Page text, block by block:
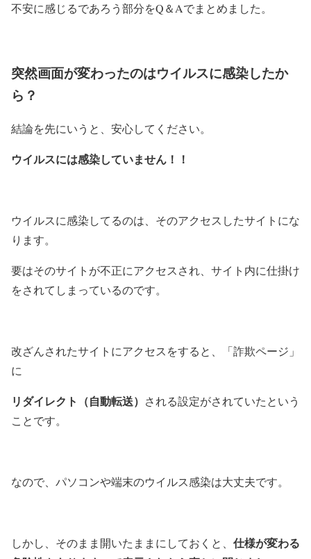
不安に感じるであろう部分をQ＆Aでまとめました。
突然画面が変わったのはウイルスに感染したか
ら？
結論を先にいうと、安心してください。
ウイルスには感染していません！！
ウイルスに感染してるのは、そのアクセスしたサイトにな
ります。
要はそのサイトが不正にアクセスされ、サイト内に仕掛け
をされてしまっているのです。
改ざんされたサイトにアクセスをすると、「詐欺ページ」
に
リダイレクト（自動転送） される設定がされていたという
ことです。
なので、パソコンや端末のウイルス感染は大丈夫です。
しかし、そのまま開いたままにしておくと、 仕様が変わる